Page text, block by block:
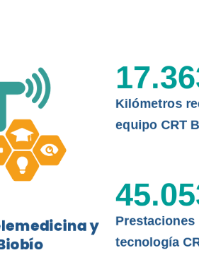
a través de la Universidad
y
Kilómetros
equipo CRT
Prestaciones
tecnología